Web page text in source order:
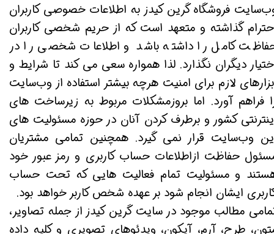
فروشگاه گرین کیدز به اطلاعات خصوصی کاربران
گذاشته و متعهد است که از حریم شخصی کاربران
کامل را داشته باشد و اطلاعات شخصی را در
دیگران نگذارد. لذا همواره سعی می کند تا شرایط و
لازم برای امنیت هرچه بیشتر استفاده از وب‌سایت
فراهم آورد. اما بروزمشکلات مربوط به زیرساخت های
کشور و برطرف کردن آنان در حوزه مسئولیت های
وب‌سایت قرار نمی گیرد. همچنین تمامی مشتریان
حفاظت ازاطلاعات حساب کاربری و رمز عبور خود
و مسئولیت تمام فعالیت هایی که تحت حساب
ایشان انجام شود بر عهده شخص کاربر خواهد بود.
مطالب موجود در سایت گرین کیدز از جمله تصاویر،
طرح، آرم، آیکون، ویدئوهای تصویری و کلیه داده